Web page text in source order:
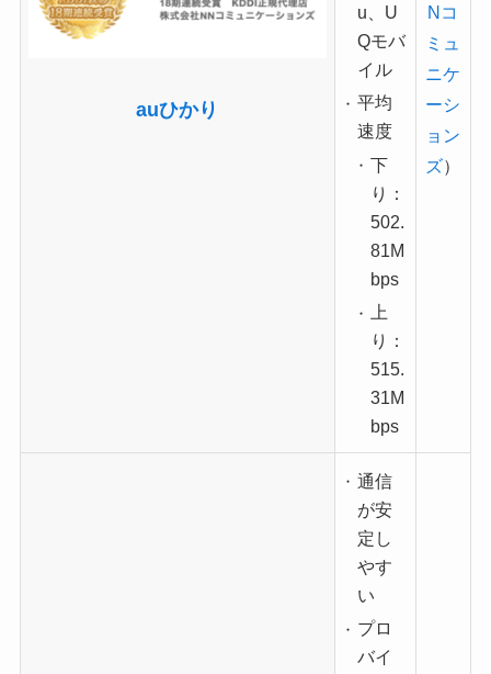
auひかり
u、U
Qモバ
イル
平均
速度
下
り：
502.
81M
bps
上
り：
515.
31M
bps
Nコ
ミュ
ニケ
ーシ
ョン
ズ）
通信
が安
定し
やす
い
プロ
バイ